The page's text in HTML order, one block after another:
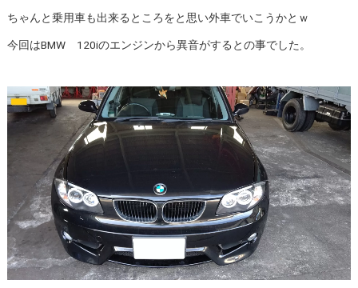
ちゃんと乗用車も出来るところをと思い外車でいこうかとｗ
今回はBMW 120iのエンジンから異音がするとの事でした。